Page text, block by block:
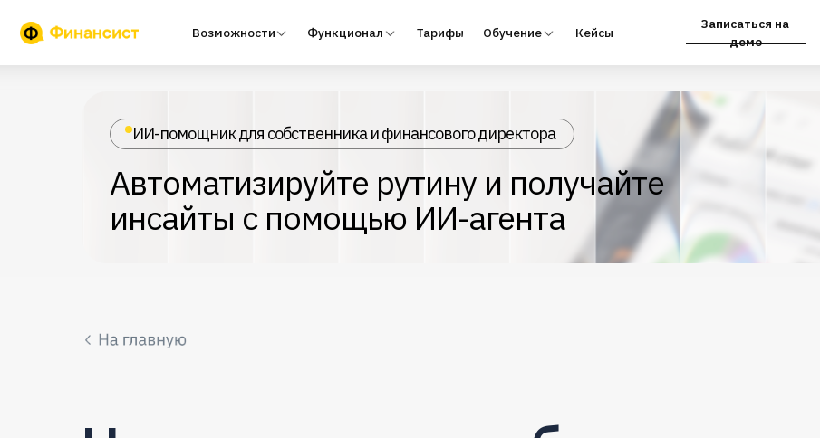
Партнёрам
Записаться на
Кейсы
Обучение
Тарифы
Функционал
Возможности
ИИ-помощник для собственника и финансового директора
Автоматизируйте рутину и получайте
инсайты с помощью ИИ-агента